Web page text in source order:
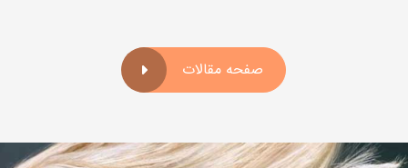
صفحه مقالات